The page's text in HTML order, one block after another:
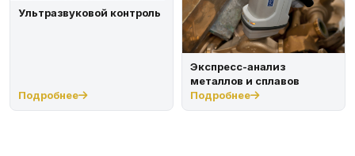
Ультразвуковой контроль
Подробнее
Экспресс-анализ
металлов и сплавов
Подробнее